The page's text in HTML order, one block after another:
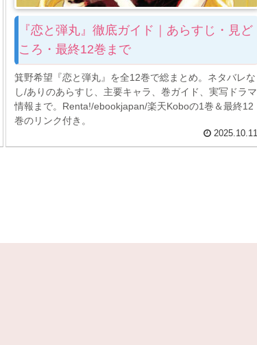
『恋と弾丸』徹底ガイド｜あらすじ・見ど
ころ・最終12巻まで
箕野希望『恋と弾丸』を全12巻で総まとめ。ネタバレな
し/ありのあらすじ、主要キャラ、巻ガイド、実写ドラマ
情報まで。Renta!/ebookjapan/楽天Koboの1巻＆最終12
巻のリンク付き。
2025.10.11